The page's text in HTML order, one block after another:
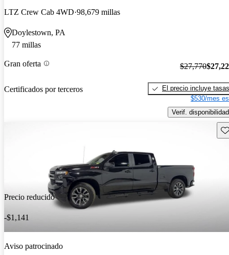
LTZ Crew Cab 4WD 98,679 millas
Doylestown, PA
77 millas
Gran oferta
Certificados por terceros
$27,770
El precio incluye tasas
$530/mes
Verif. disponibilidad
Precio reducido
-$1,141
Aviso patrocinado